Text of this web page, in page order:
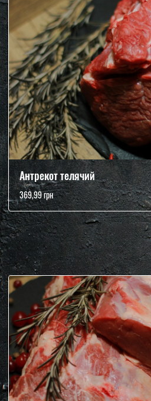
Антрекот телячий
369,99 грн